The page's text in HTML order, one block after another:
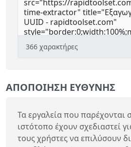
366 χαρακτήρες
ΑΠΟΠΟΊΗΣΗ ΕΥΘΎΝΗΣ
Τα εργαλεία που παρέχονται
ιστότοπο έχουν σχεδιαστεί
τους χρήστες να επιλύσουν